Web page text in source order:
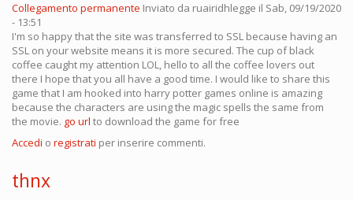
Collegamento permanente Inviato da ruairidhlegge il Sab, 09/19/2020
- 13:51
I'm so happy that the site was transferred to SSL because having an
SSL on your website means it is more secured. The cup of black
coffee caught my attention LOL, hello to all the coffee lovers out
there I hope that you all have a good time. I would like to share this
game that I am hooked into harry potter games online is amazing
because the characters are using the magic spells the same from
the movie. go url to download the game for free
Accedi o registrati per inserire commenti.
thnx